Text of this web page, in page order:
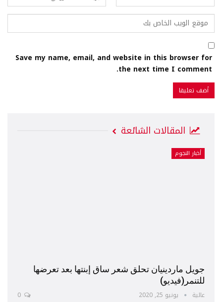
Save my name, email, and website in this browser for
the next time I comment.
المقالات الشائعة
أخبار النجوم
جويل ماردينيان تحلق شعر ساق إبنتها بعد تعرضها
للتنمر(فيديو)
عالية يونيو 25, 2020